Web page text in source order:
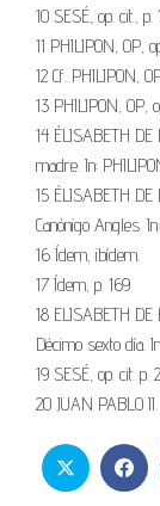
10 SESÉ, op. cit., p.
11 PHILIPON, OP,
12 Cf. PHILIPON,
13 PHILIPON, OP,
14 ÉLISABETH
madre. In:
15 ÉLISABETH
Canónigo Angles.
16 Ídem, ibídem.
17 Ídem, p. 169.
18 ELISABETH
Décimo sexto día.
19 SESÉ, op. cit. p.
20 JUAN PABLO